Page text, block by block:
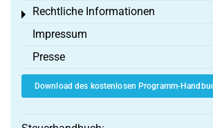
Rechtliche Informationen
Toggle menu
Impressum
Presse
Download des kostenlosen Programm-